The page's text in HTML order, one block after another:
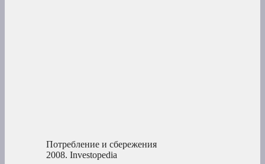
Потребление и сбережения
2008. Investopedia